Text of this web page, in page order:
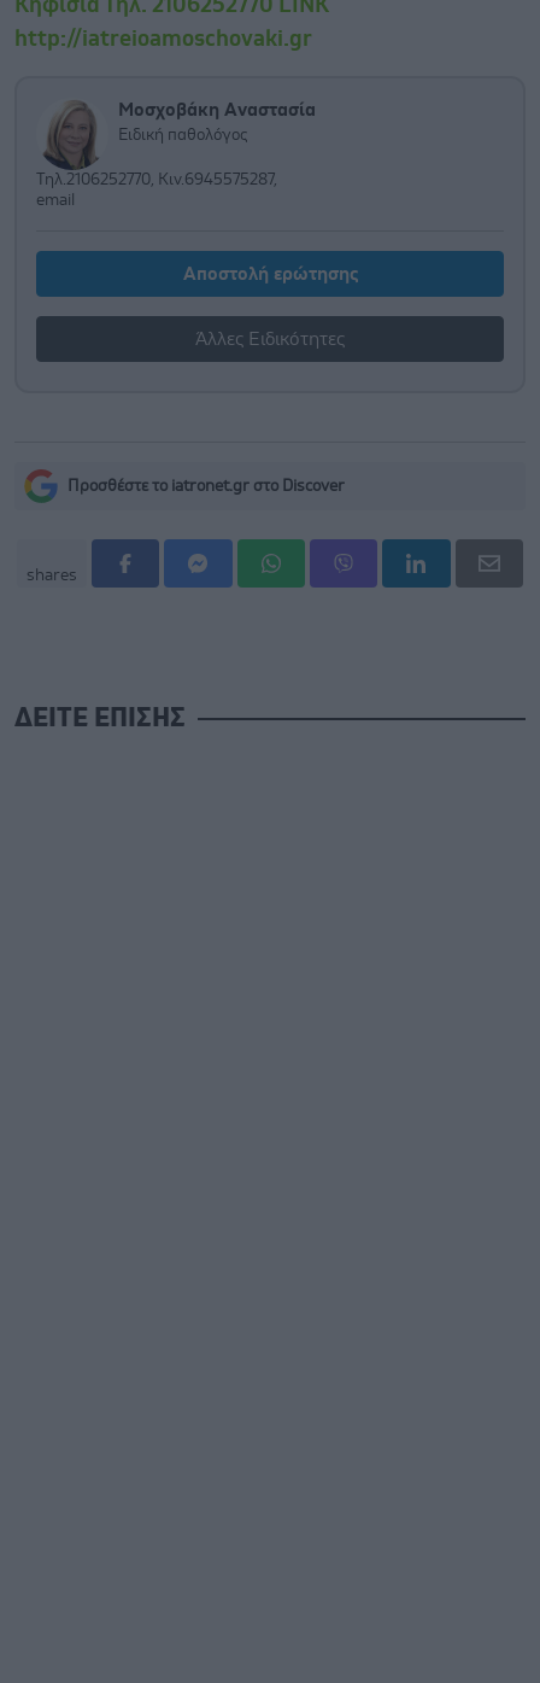
Κηφισιά Τηλ. 2106252770 LINK
http://iatreioamoschovaki.gr
Μοσχοβάκη Αναστασία
Ειδική παθολόγος
Τηλ.2106252770, Κιν.6945575287,
email
Αποστολή ερώτησης
Άλλες Ειδικότητες
Προσθέστε το iatronet.gr στο Discover
shares
ΔΕΙΤΕ ΕΠΙΣΗΣ